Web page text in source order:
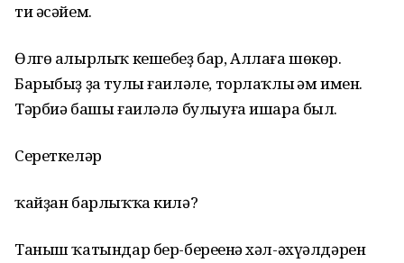
ти әсәйем.
Өлгө алырлыҡ кешебеҙ бар, Аллаға шөкөр.
Барыбыҙ ҙа тулы ғаиләле, торлаҡлы һәм имен.
Тәрбиә башы ғаиләлә булыуға ишара был.
Сереткеләр
ҡайҙан барлыҡҡа килә?
Таныш ҡатындар бер-береһенә хәл-әхүәлдәрен